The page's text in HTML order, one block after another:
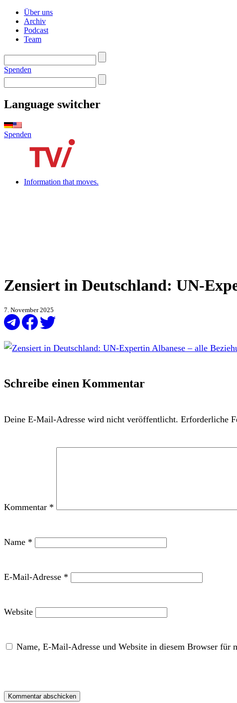
Über uns
Archiv
Podcast
Team
Spenden
Language switcher
Spenden
Information that moves.
Zensiert in Deutschland: UN-
7. November 2025
Schreibe einen Kommentar
Deine E-Mail-Adresse wird nicht veröffentlicht. Erforderliche
Kommentar *
Name *
E-Mail-Adresse *
Website
Name, E-Mail-Adresse und Website in diesem Browser für